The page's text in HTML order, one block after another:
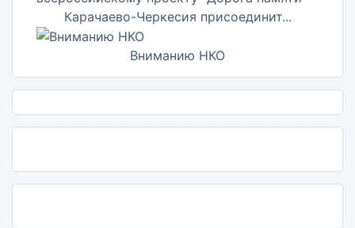
Карачаево-Черкесия присоединит...
Вниманию НКО